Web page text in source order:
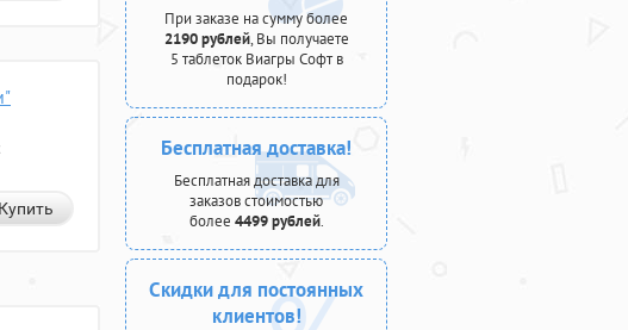
Купить
При заказе на сумму более
2190 рублей, Вы получаете
5 таблеток Виагры Софт в
подарок!
Бесплатная доставка!
Бесплатная доставка для
заказов стоимостью
более 4499 рублей.
Скидки для постоянных
клиентов!